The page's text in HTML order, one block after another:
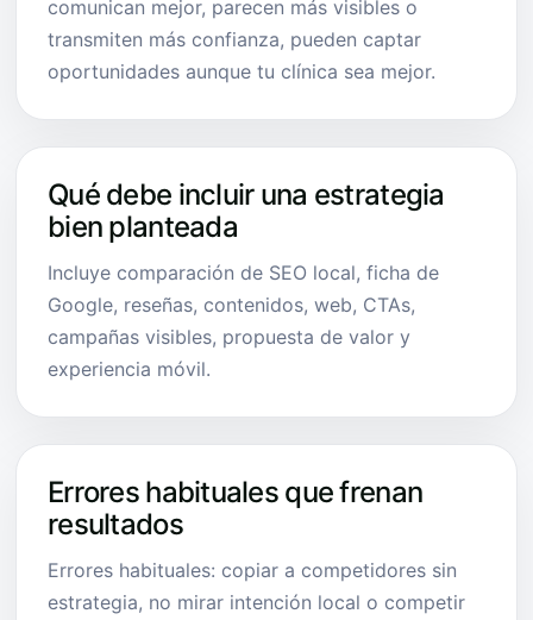
comunican mejor, parecen más visibles o
transmiten más confianza, pueden captar
oportunidades aunque tu clínica sea mejor.
Qué debe incluir una estrategia
bien planteada
Incluye comparación de SEO local, ficha de
Google, reseñas, contenidos, web, CTAs,
campañas visibles, propuesta de valor y
experiencia móvil.
Errores habituales que frenan
resultados
Errores habituales: copiar a competidores sin
estrategia, no mirar intención local o competir